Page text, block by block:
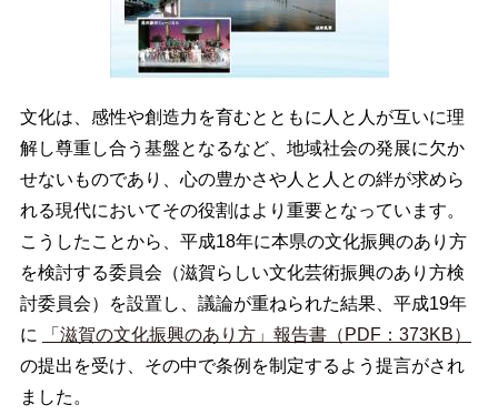
文化は、感性や創造力を育むとともに人と人が互いに理
解し尊重し合う基盤となるなど、地域社会の発展に欠か
せないものであり、心の豊かさや人と人との絆が求めら
れる現代においてその役割はより重要となっています。
こうしたことから、平成18年に本県の文化振興のあり方
を検討する委員会（滋賀らしい文化芸術振興のあり方検
討委員会）を設置し、議論が重ねられた結果、平成19年
に
「滋賀の文化振興のあり方」報告書（PDF：373KB）
の提出を受け、その中で条例を制定するよう提言がされ
ました。